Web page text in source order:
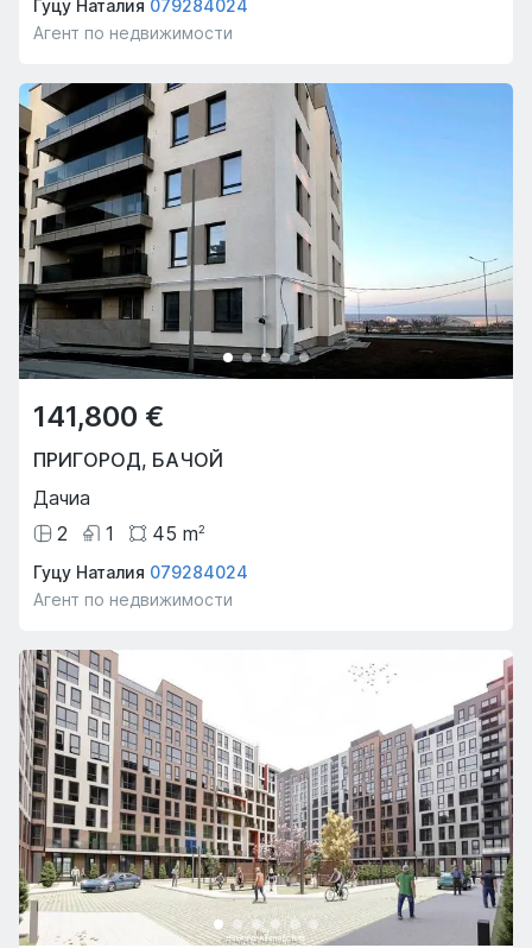
Гуцу Наталия 079284024
Агент по недвижимости
141,800 €
ПРИГОРОД, БАЧОЙ
Дачиа
2
1 45 m2
Гуцу Наталия 079284024
Агент по недвижимости